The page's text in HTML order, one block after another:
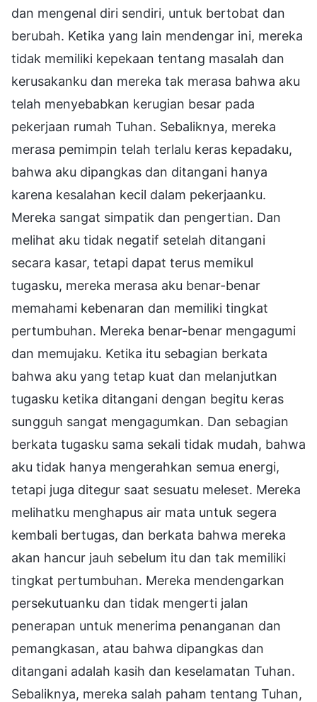
dan mengenal diri sendiri, untuk bertobat dan
berubah. Ketika yang lain mendengar ini, mereka
tidak memiliki kepekaan tentang masalah dan
kerusakanku dan mereka tak merasa bahwa aku
telah menyebabkan kerugian besar pada
pekerjaan rumah Tuhan. Sebaliknya, mereka
merasa pemimpin telah terlalu keras kepadaku,
bahwa aku dipangkas dan ditangani hanya
karena kesalahan kecil dalam pekerjaanku.
Mereka sangat simpatik dan pengertian. Dan
melihat aku tidak negatif setelah ditangani
secara kasar, tetapi dapat terus memikul
tugasku, mereka merasa aku benar-benar
memahami kebenaran dan memiliki tingkat
pertumbuhan. Mereka benar-benar mengagumi
dan memujaku. Ketika itu sebagian berkata
bahwa aku yang tetap kuat dan melanjutkan
tugasku ketika ditangani dengan begitu keras
sungguh sangat mengagumkan. Dan sebagian
berkata tugasku sama sekali tidak mudah, bahwa
aku tidak hanya mengerahkan semua energi,
tetapi juga ditegur saat sesuatu meleset. Mereka
melihatku menghapus air mata untuk segera
kembali bertugas, dan berkata bahwa mereka
akan hancur jauh sebelum itu dan tak memiliki
tingkat pertumbuhan. Mereka mendengarkan
persekutuanku dan tidak mengerti jalan
penerapan untuk menerima penanganan dan
pemangkasan, atau bahwa dipangkas dan
ditangani adalah kasih dan keselamatan Tuhan.
Sebaliknya, mereka salah paham tentang Tuhan,